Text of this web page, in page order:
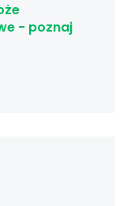
- poznaj